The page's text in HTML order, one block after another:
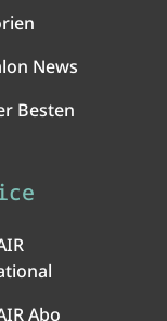
News
Besten
Abo